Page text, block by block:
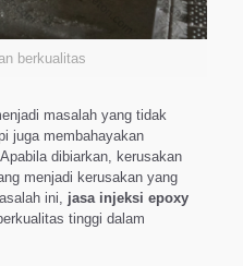
berkualitas
masalah yang tidak
juga membahayakan
dibiarkan, kerusakan
menjadi kerusakan yang
ini, jasa injeksi epoxy
tinggi dalam